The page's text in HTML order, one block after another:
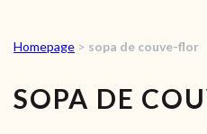
Homepage > sopa de couve-flor
SOPA DE